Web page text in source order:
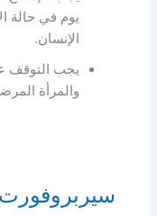
يوم في حالة
الإنسان.
يجب التوقف
والمرأة